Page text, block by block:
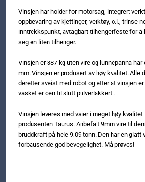
Vinsjen har holder for motorsag, integrert
oppbevaring av kjettinger, verktøy, o.l., trinse
inntrekkspunkt, avtagbart tilhengerfeste for å
seg en liten tilhenger.
Vinsjen er 387 kg uten vire og lunnepanna har
mm. Vinsjen er produsert av høy kvalitet. Alle
deretter sveist med robot og etter at vinsjen
vasket er den til slutt pulverlakkert .
Vinsjen leveres med vaier i meget høy kvalitet
produsenten Taurus. Anbefalt 9mm vire til
bruddkraft på hele 9,09 tonn. Den har en glatt
forbausende god bevegelighet. Må prøves!